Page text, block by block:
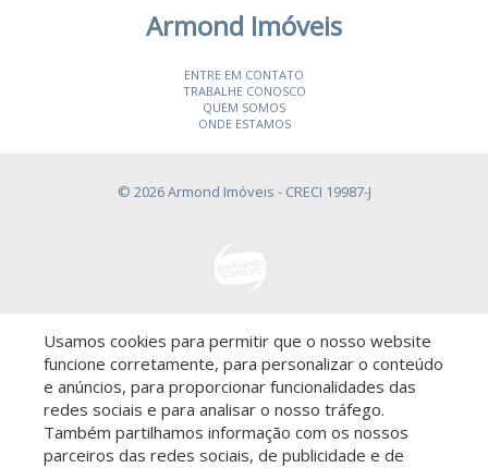
Armond Imóveis
ENTRE EM CONTATO
TRABALHE CONOSCO
QUEM SOMOS
ONDE ESTAMOS
© 2026 Armond Imóveis - CRECI 19987-J
Descomplicado por:
Usamos cookies para permitir que o nosso website
funcione corretamente, para personalizar o conteúdo
e anúncios, para proporcionar funcionalidades das
redes sociais e para analisar o nosso tráfego.
Também partilhamos informação com os nossos
parceiros das redes sociais, de publicidade e de